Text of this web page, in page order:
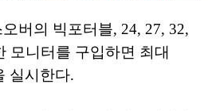
버의 빅포터블, 24, 27, 32,
모니터를 구입하면 최대
실시한다.